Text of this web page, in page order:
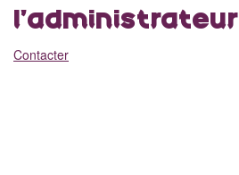
l’administrateur
Contacter